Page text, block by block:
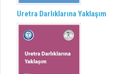
Uretra Darlıklarına Yaklaşım